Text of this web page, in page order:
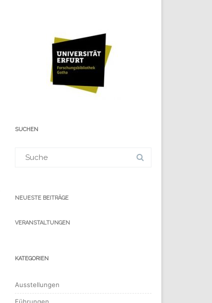
SUCHEN
für:
NEUESTE BEITRÄGE
VERANSTALTUNGEN
KATEGORIEN
Ausstellungen
Führungen